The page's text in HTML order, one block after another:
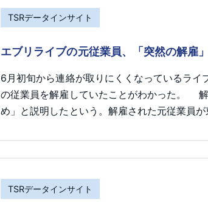
TSRデータインサイト
エブリライブの元従業員、「突然の解雇
6月初旬から連絡が取りにくくなっているラ
の従業員を解雇していたことがわかった。
め」と説明したという。解雇された元従業員が
TSRデータインサイト